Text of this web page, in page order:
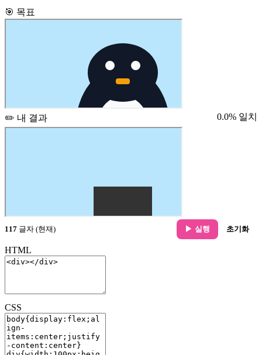
🎯 목표
✏️ 내 결과 0.0% 일치
117 글자 (현재) ▶ 실행 초기화
HTML
CSS